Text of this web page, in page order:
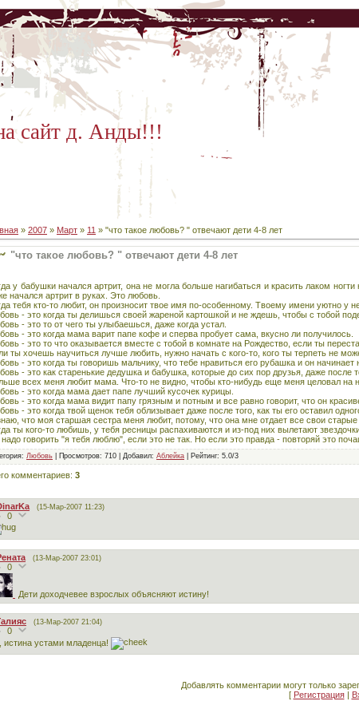
сайт д. Анды!!!
» 2007 » Март » 11 » "что такое любовь? " отвечают дети 4-8 лет
"что такое любовь? " отвечают дети 4-8 лет
у бабушки начался артрит, она не могла больше нагибаться и красить лаком
начался артрит в руках. Это любовь.
тебя кто-то любит, он произносит твое имя по-особенному. Твоему имени уютно у
- это когда ты делишься своей жареной картошкой и не ждешь, чтобы с тобой
- это то от чего ты улыбаешься, даже когда устал.
- это когда мама варит папе кофе и сперва пробует сама, вкусно ли получилось.
- это то что оказывается вместе с тобой в комнате на Рождество, если ты
ты хочешь научиться лучше любить, нужно начать с кого-то, кого ты терпеть не
- это когда ты говоришь мальчику, что тебе нравиться его рубашка и он начинает
- это как старенькие дедушка и бабушка, которые до сих пор друзья, даже после
всех меня любит мама. Что-то не видно, чтобы кто-нибудь еще меня целовал на
- это когда мама дает папе лучший кусочек курицы.
- это когда мама видит папу грязным и потным и все равно говорит, что он
- это когда твой щенок тебя облизывает даже после того, как ты его оставил
что моя старшая сестра меня любит, потому, что она мне отдает все свои
ты кого-то любишь, у тебя ресницы распахиваются и из-под них вылетают
говорить "я тебя люблю", если это не так. Но если это правда - повторяй это
: Любовь Просмотров: 710 | Добавил: Аблейка Рейтинг: 5.0/3
комментариев: 3
(15-Мар-2007 11:23)
0
(13-Мар-2007 23:01)
0
Дети доходчевее взрослых объясняют истину!
(13-Мар-2007 21:04)
0
истина устами младенца!
Добавлять комментарии могут только
[ Регистрация|